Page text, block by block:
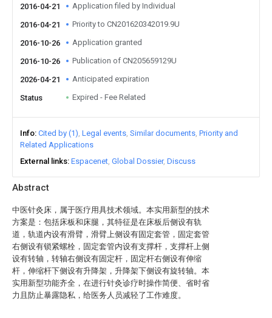
Abstract
中医针灸床，属于医疗用具技术领域。本实用新型的技术
方案是：包括床板和床腿，其特征是在床板后侧设有轨
道，轨道内设有滑臂，滑臂上侧设有固定套管，固定套管
右侧设有锁紧螺栓，固定套管内设有支撑杆，支撑杆上侧
设有转轴，转轴右侧设有固定杆，固定杆右侧设有伸缩
杆，伸缩杆下侧设有升降架，升降架下侧设有旋转轴。本
实用新型功能齐全，在进行针灸诊疗时操作简便、省时省
力且防止暴露隐私，给医务人员减轻了工作难度。
2016-04-21 Application filed by Individual
2016-04-21 Priority to CN201620342019.9U
2016-10-26 Application granted
2016-10-26 Publication of CN205659129U
2026-04-21 Anticipated expiration
Status Expired - Fee Related
Info Cited by (1) Legal events Similar documents Priority and
Related Applications
External links Espacenet Global Dossier Discuss